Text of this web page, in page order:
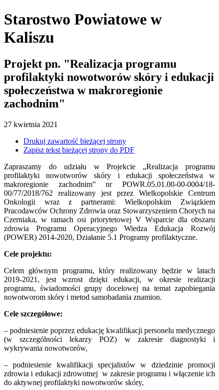
Starostwo Powiatowe w
Kaliszu
Projekt pn. "Realizacja programu
profilaktyki nowotworów skóry i edukacji
społeczeństwa w makroregionie
zachodnim"
27 kwietnia 2021
Drukuj zawartość bieżącej strony
Zapisz tekst bieżącej strony do PDF
Zapraszamy do udziału w Projekcie „Realizacja programu
profilaktyki nowotworów skóry i edukacji społeczeństwa w
makroregionie zachodnim” nr POWR.05.01.00-00-0004/18-
00/77/2018/762 realizowany jest przez Wielkopolskie Centrum
Onkologii wraz z partnerami: Wielkopolskim Związkiem
Pracodawców Ochrony Zdrowia oraz Stowarzyszeniem Chorych na
Czerniaka, w ramach osi priorytetowej V Wsparcie dla obszaru
zdrowia Programu Operacyjnego Wiedza Edukacja Rozwój
(POWER) 2014-2020, Działanie 5.1 Programy profilaktyczne.
Cele projektu:
Celem głównym programu, który realizowany będzie w latach
2019-2021, jest wzrost dzięki edukacji, w okresie realizacji
programu, świadomości grupy docelowej na temat zapobiegania
nowotworom skóry i metod samobadania znamion.
Cele szczegółowe:
– podniesienie poprzez edukację kwalifikacji personelu medycznego
(w szczególności lekarzy POZ) w zakresie diagnostyki i
wykrywania nowotworów,
– podniesienie kwalifikacji specjalistów w dziedzinie promocji
zdrowia i edukacji zdrowotnej w zakresie programu i włączenie ich
do aktywnej profilaktyki nowotworów skóry,